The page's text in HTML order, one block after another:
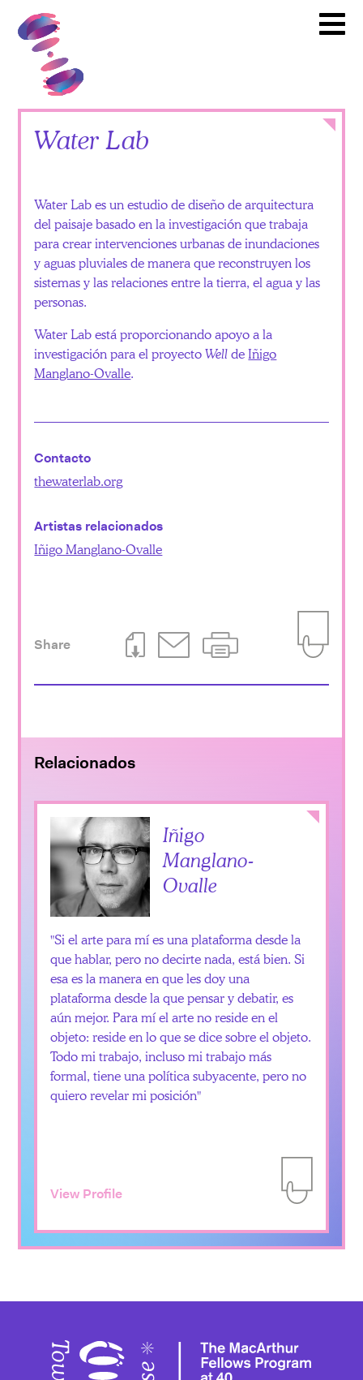
Toward Common Cause
Artistas
Socios
Calendario
Noticias
Itinerario
Educativos
Como
Involucrarse
English
Español
Water Lab
Water Lab es un estudio de diseño de arquitectura
del paisaje basado en la investigación que trabaja
para crear intervenciones urbanas de inundaciones
y aguas pluviales de manera que reconstruyen los
sistemas y las relaciones entre la tierra, el agua y las
personas.
Water Lab está proporcionando apoyo a la
investigación para el proyectoWelldeIñigo
Manglano-Ovalle.
Contacto
thewaterlab.org
Artistas relacionados
Iñigo Manglano-Ovalle
Share
Relacionados
Collapse
Iñigo
Manglano-
Ovalle
Si el arte para mí es una plataforma desde la
que hablar, pero no decirte nada, está bien. Si
esa es la manera en que les doy una
plataforma desde la que pensar y debatir, es
aún mejor. Para mí el arte no reside en el
objeto: reside en lo que se dice sobre el objeto.
Todo mi trabajo, incluso mi trabajo más
formal, tiene una política subyacente, pero no
quiero revelar mi posición
View Profile
Close